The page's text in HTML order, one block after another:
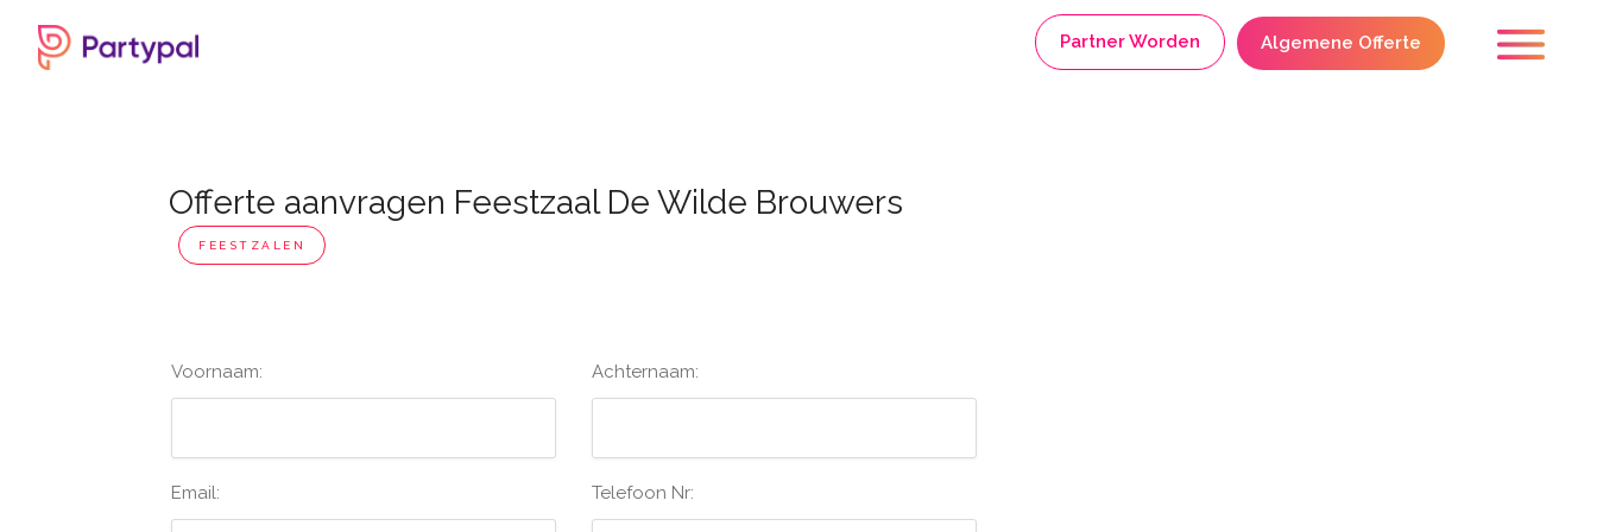
Partner Worden Algemene Offerte
Offerte aanvragen Feestzaal De Wilde Brouwers
FEESTZALEN
Voornaam: Achternaam:
Email: Telefoon Nr: